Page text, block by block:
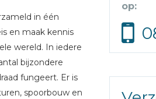
in één
en maak kennis
wereld. In iedere
bijzondere
fungeert. Er is
spoorbouw en
op: